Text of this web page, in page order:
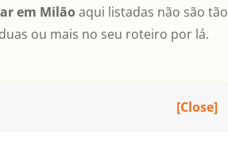
em Milãoaqui listadas não são tão
ou mais no seu roteiro por lá.
[Close]